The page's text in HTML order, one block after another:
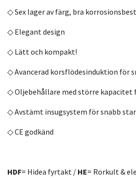
◇ Sex lager av färg, bra
◇ Elegant design
◇ Lätt och kompakt!
◇ Avancerad korsflödesinduktion för
◇ Oljebehållare med större
◇ Avstämt insugsystem för snabb
◇ CE godkänd
HDF= Hidea fyrtakt / HE= Rorkult &